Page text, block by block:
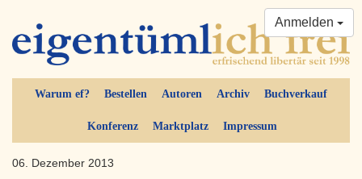
Warum ef? Bestellen Autoren Archiv Buchverkauf
Konferenz Marktplatz Impressum
Anmelden
06. Dezember 2013